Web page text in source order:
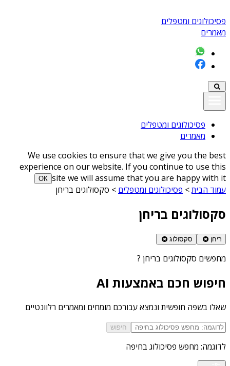
פסיכולוגים ומטפלים
מאמרים
פסיכולוגים ומטפלים
מאמרים
We use cookies to ensure that we give you the best
experience on our website. If you continue to use this
site we will assume that you are happy with it
ОК
עמוד הבית> פסיכולוגים ומטפלים > סקסולוגים בריחן
סקסולוגים בריחן
ריחן סקסולוג
מחפשים סקסולוגים בריחן ?
חיפוש חכם באמצעות AI
שאלו בשפה חופשית ונמצא עבורכם מומחים ומאמרים רלוונטיים
חיפוש
לדוגמה: מחפש פסיכולוג בחיפה